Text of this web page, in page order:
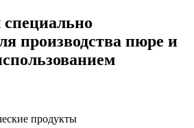
производства пюре и
продукты